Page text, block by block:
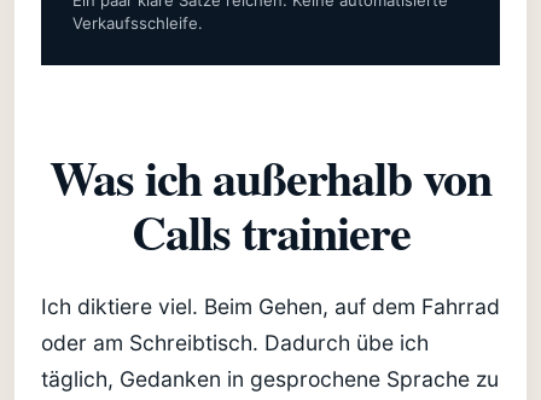
Verkaufsschleife.
Was ich außerhalb von
Calls trainiere
Ich diktiere viel. Beim Gehen, auf dem Fahrrad
oder am Schreibtisch. Dadurch übe ich
täglich, Gedanken in gesprochene Sprache zu